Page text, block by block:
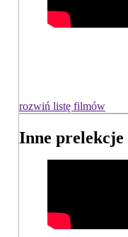
rozwiń listę filmów
Inne prelekcje